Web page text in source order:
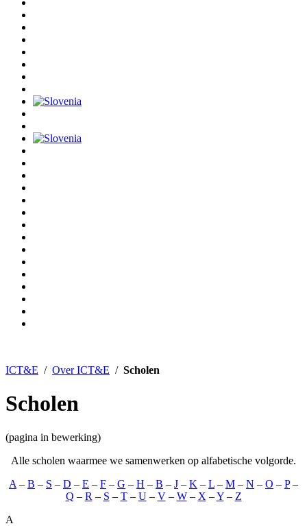
ICT&E / Over ICT&E / Scholen
Scholen
(pagina in bewerking)
Alle scholen waarmee we samenwerken op alfabetische volgorde.
A – B – S – D – E – F – G – H – B – J – K – L – M – N – O – P–
Q – R – S – T– U– V– W– X –Y– Z
A